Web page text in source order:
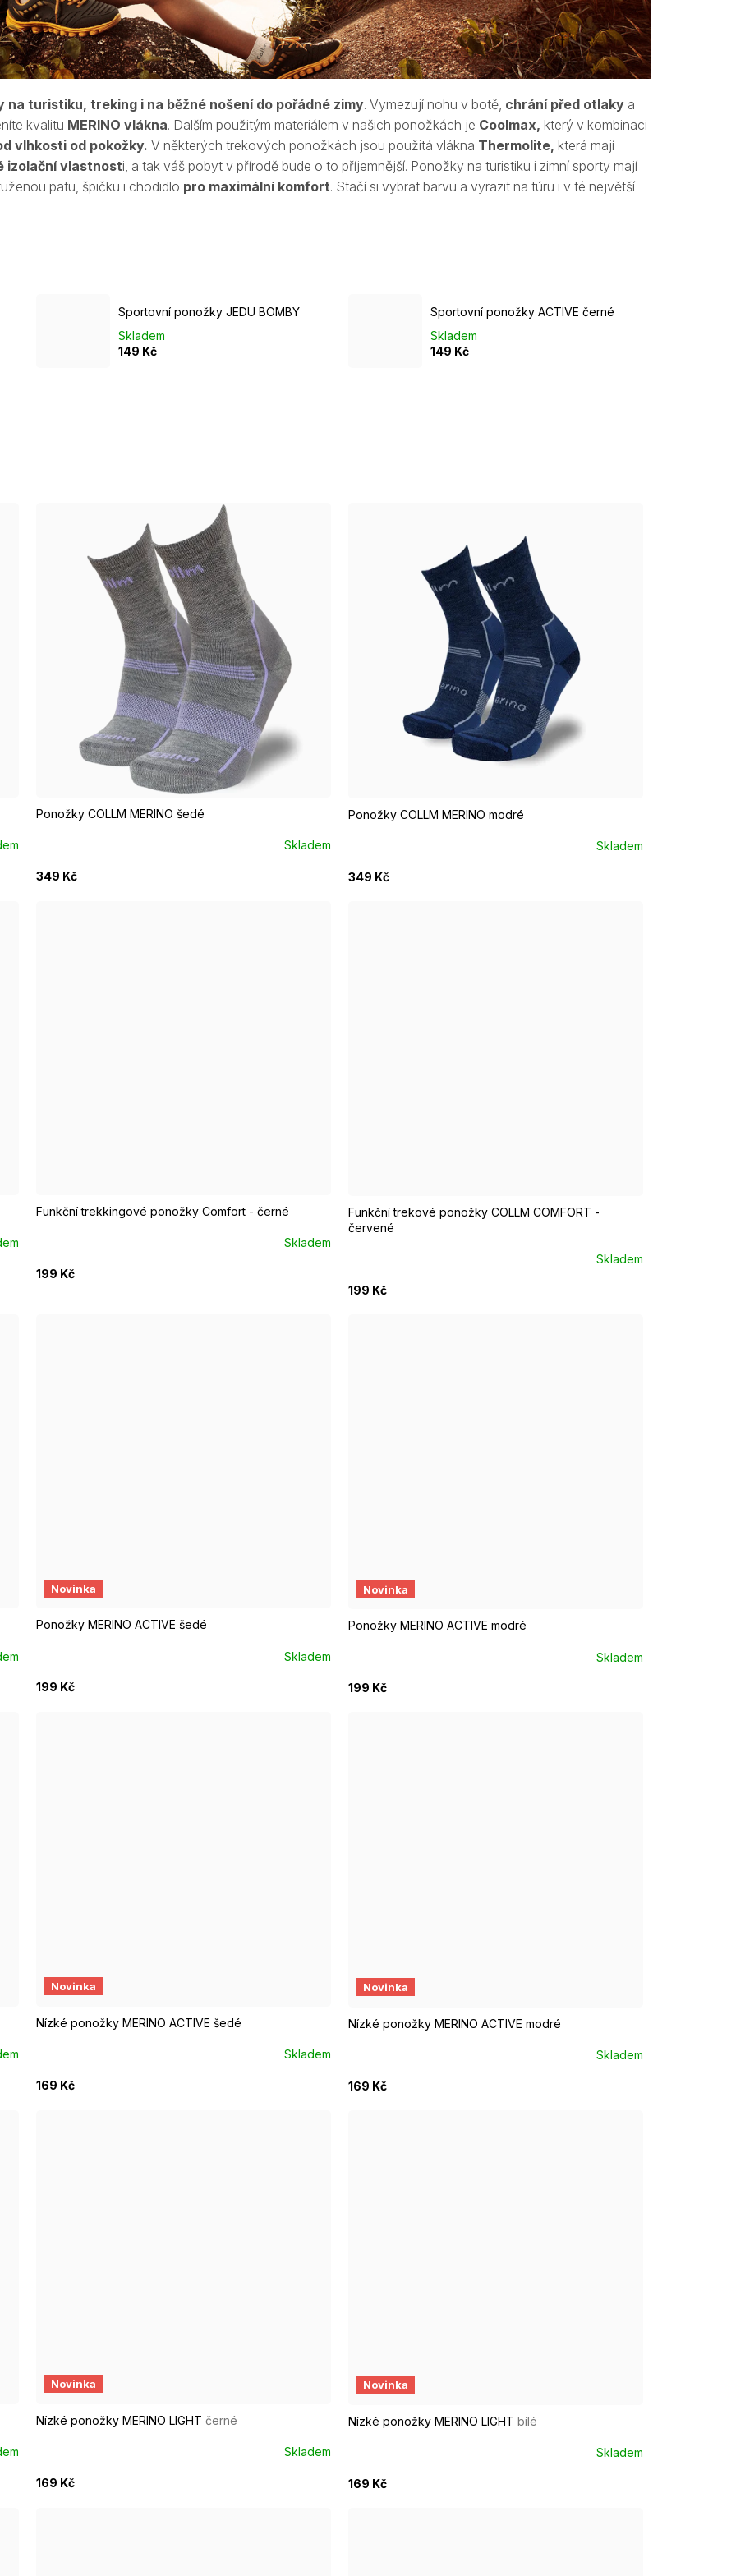
na turistiku, treking i na běžné nošení do pořádné zimy. Vymezují nohu v botě, chrání před otlaky a
kvalitu MERINO vlákna. Dalším použitým materiálem v našich ponožkách je Coolmax, který v kombinaci
vlhkosti od pokožky. V některých trekových ponožkách jsou použitá vlákna Thermolite, která mají
izolační vlastnosti, a tak váš pobyt v přírodě bude o to příjemnější. Ponožky na turistiku i zimní sporty mají
patu, špičku i chodidlo pro maximální komfort. Stačí si vybrat barvu a vyrazit na túru i v té největší
Sportovní ponožky JEDU BOMBY
Skladem
149 Kč
Sportovní ponožky ACTIVE černé
Skladem
149 Kč
Ponožky COLLM MERINO šedé
Skladem
349 Kč
EUR 40 - 42
Ponožky COLLM MERINO modré
Skladem
349 Kč
EUR 40 - 42 EUR 43 - 46
Funkční trekkingové ponožky Comfort - černé
Skladem
199 Kč
Funkční trekové ponožky COLLM COMFORT -
červené
Skladem
199 Kč
Novinka
Ponožky MERINO ACTIVE šedé
Skladem
199 Kč
Novinka
Ponožky MERINO ACTIVE modré
Skladem
199 Kč
Novinka
Nízké ponožky MERINO ACTIVE šedé
Skladem
169 Kč
Novinka
Nízké ponožky MERINO ACTIVE modré
Skladem
169 Kč
Novinka
Nízké ponožky MERINO LIGHTčerné
Skladem
169 Kč
Novinka
Nízké ponožky MERINO LIGHT bílé
Skladem
169 Kč